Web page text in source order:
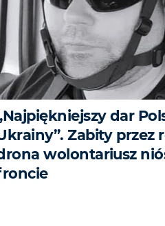
dar
Zabity przez
wolontariusz